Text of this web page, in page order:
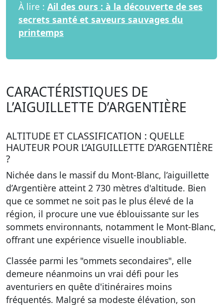
À lire : Ail des ours : à la découverte de ses
secrets santé et saveurs sauvages du
printemps
CARACTÉRISTIQUES DE
L’AIGUILLETTE D’ARGENTIÈRE
ALTITUDE ET CLASSIFICATION : QUELLE
HAUTEUR POUR L’AIGUILLETTE D’ARGENTIÈRE
?
Nichée dans le massif du Mont-Blanc, l’aiguillette
d’Argentière atteint 2 730 mètres d'altitude. Bien
que ce sommet ne soit pas le plus élevé de la
région, il procure une vue éblouissante sur les
sommets environnants, notamment le Mont-Blanc,
offrant une expérience visuelle inoubliable.
Classée parmi les "ommets secondaires", elle
demeure néanmoins un vrai défi pour les
aventuriers en quête d'itinéraires moins
fréquentés. Malgré sa modeste élévation, son